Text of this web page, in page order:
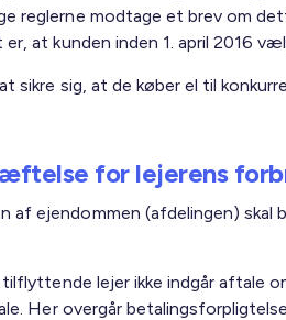
reglerne modtage et brev om
at kunden inden 1. april 2016
sikre sig, at de køber el til
for lejerens
af ejendommen (afdelingen)
lejer ikke indgår aftale
Her overgår